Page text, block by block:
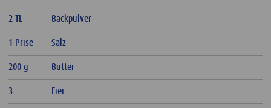
2 TL Backpulver
1 Prise Salz
200 g Butter
3 Eier